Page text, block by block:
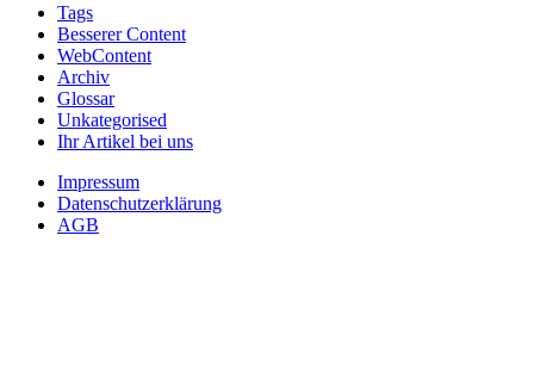
Tags
Besserer Content
WebContent
Archiv
Glossar
Unkategorised
Ihr Artikel bei uns
Impressum
Datenschutzerklärung
AGB